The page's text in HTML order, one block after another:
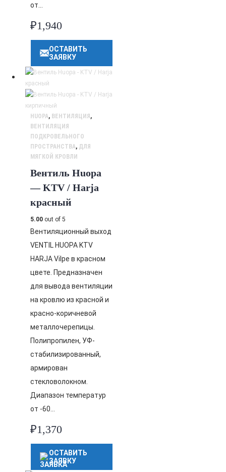
от…
₽1,940
ОСТАВИТЬ
ЗАЯВКУ
HUOPA, ВЕНТИЛЯЦИЯ ,
ВЕНТИЛЯЦИЯ
ПОДКРОВЕЛЬНОГО
ПРОСТРАНСТВА, ДЛЯ
МЯГКОЙ КРОВЛИ
Вентиль Huopa
— KTV / Harja
красный
5.00 out of 5
Вентиляционный выход
VENTIL HUOPA KTV
HARJA Vilpe в красном
цвете. Предназначен
для вывода вентиляции
на кровлю из красной и
красно-коричневой
металлочерепицы.
Полипропилен, УФ-
стабилизированный,
армирован
стекловолокном.
Диапазон температур
от -60…
₽1,370
ОСТАВИТЬ
ЗАЯВКУ